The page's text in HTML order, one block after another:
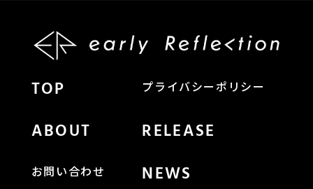
TOP プライバシーポリシー
ABOUT RELEASE
お問い合わせ NEWS